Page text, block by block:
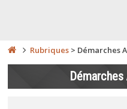
Rubriques > Démarches